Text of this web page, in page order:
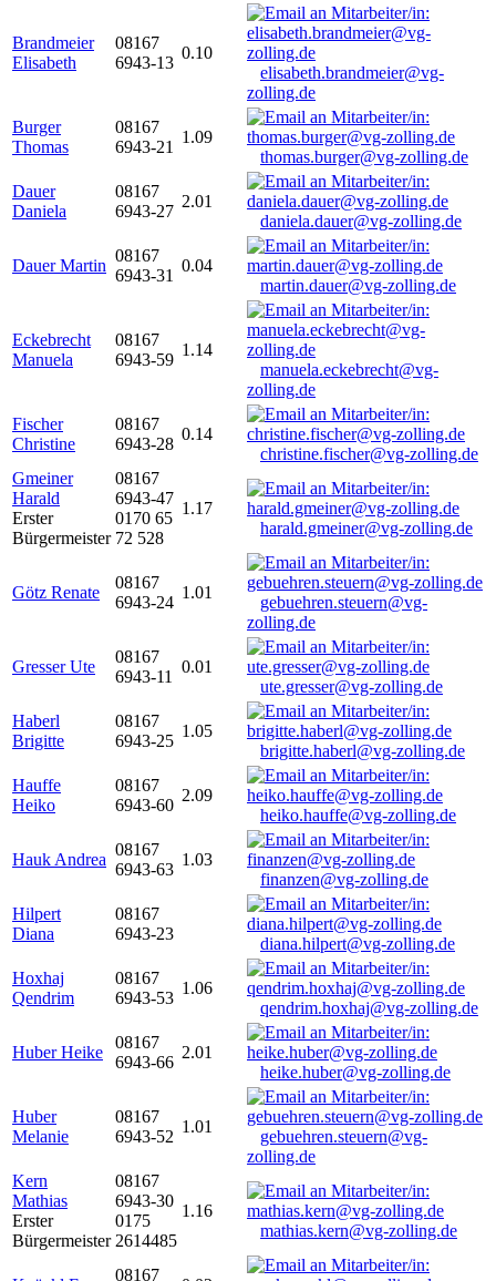
Brandmeier
Elisabeth
08167
6943-13
0.10
elisabeth.brandmeier@vg-
zolling.de
Burger
Thomas
08167
6943-21
1.09
thomas.burger@vg-zolling.de
Dauer
Daniela
08167
6943-27
2.01
daniela.dauer@vg-zolling.de
Dauer Martin
08167
6943-31
0.04
martin.dauer@vg-zolling.de
Eckebrecht
Manuela
08167
6943-59
1.14
manuela.eckebrecht@vg-
zolling.de
Fischer
Christine
08167
6943-28
0.14
christine.fischer@vg-zolling.de
Gmeiner
Harald
Erster
Bürgermeister
08167
6943-47
0170 65
72 528
1.17
harald.gmeiner@vg-zolling.de
Götz Renate
08167
6943-24
1.01
gebuehren.steuern@vg-
zolling.de
Gresser Ute
08167
6943-11
0.01
ute.gresser@vg-zolling.de
Haberl
Brigitte
08167
6943-25
1.05
brigitte.haberl@vg-zolling.de
Hauffe
Heiko
08167
6943-60
2.09
heiko.hauffe@vg-zolling.de
Hauk Andrea
08167
6943-63
1.03
finanzen@vg-zolling.de
Hilpert
Diana
08167
6943-23
diana.hilpert@vg-zolling.de
Hoxhaj
Qendrim
08167
6943-53
1.06
qendrim.hoxhaj@vg-zolling.de
Huber Heike
08167
6943-66
2.01
heike.huber@vg-zolling.de
Huber
Melanie
08167
6943-52
1.01
gebuehren.steuern@vg-
zolling.de
Kern
Mathias
Erster
Bürgermeister
08167
6943-30
0175
2614485
1.16
mathias.kern@vg-zolling.de
08167